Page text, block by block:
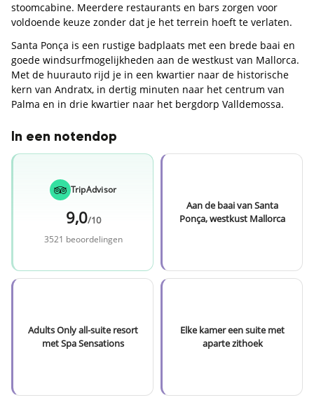
stoomcabine. Meerdere restaurants en bars zorgen voor
voldoende keuze zonder dat je het terrein hoeft te verlaten.
Santa Ponça is een rustige badplaats met een brede baai en
goede windsurfmogelijkheden aan de westkust van Mallorca.
Met de huurauto rijd je in een kwartier naar de historische
kern van Andratx, in dertig minuten naar het centrum van
Palma en in drie kwartier naar het bergdorp Valldemossa.
In een notendop
TripAdvisor
9,0/10
3521 beoordelingen
Aan de baai van Santa
Ponça, westkust Mallorca
Adults Only all-suite resort
met Spa Sensations
Elke kamer een suite met
aparte zithoek